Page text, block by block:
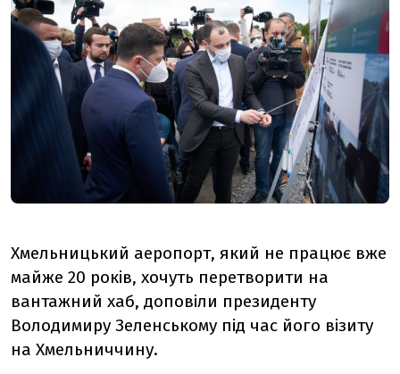
Хмельницький аеропорт, який не працює вже
майже 20 років, хочуть перетворити на
вантажний хаб, доповіли президенту
Володимиру Зеленському під час його візиту
на Хмельниччину.